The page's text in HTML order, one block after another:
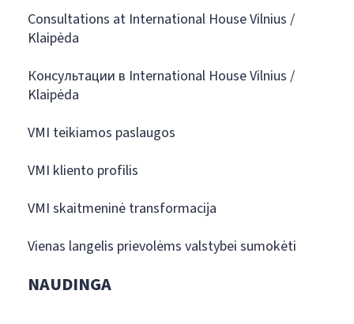
Consultations at International House Vilnius /
Klaipėda
Консультации в International House Vilnius /
Klaipėda
VMI teikiamos paslaugos
VMI kliento profilis
VMI skaitmeninė transformacija
Vienas langelis prievolėms valstybei sumokėti
NAUDINGA